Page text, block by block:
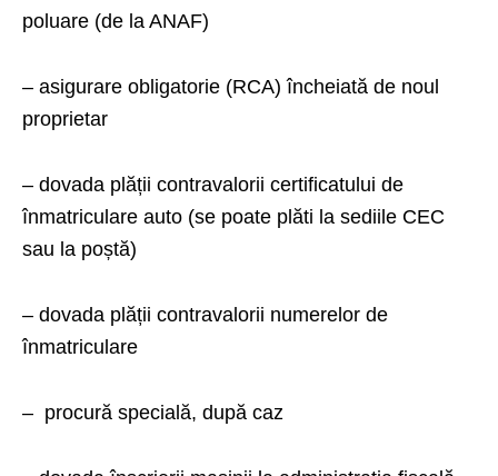
poluare (de la ANAF)
– asigurare obligatorie (RCA) încheiată de noul
proprietar
– dovada plății contravalorii certificatului de
înmatriculare auto (se poate plăti la sediile CEC
sau la poștă)
– dovada plății contravalorii numerelor de
înmatriculare
– procură specială, după caz